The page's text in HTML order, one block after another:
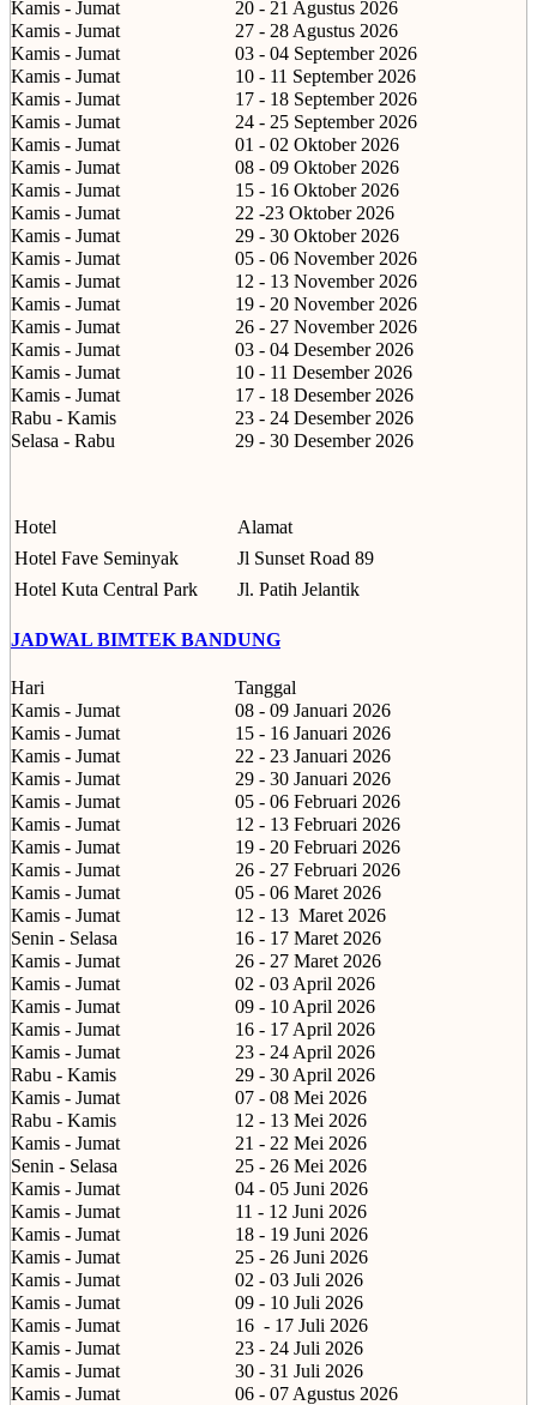
Kamis - Jumat
20 - 21 Agustus 2026
Kamis - Jumat
27 - 28 Agustus 2026
Kamis - Jumat
03 - 04 September 2026
Kamis - Jumat
10 - 11 September 2026
Kamis - Jumat
17 - 18 September 2026
Kamis - Jumat
24 - 25 September 2026
Kamis - Jumat
01 - 02 Oktober 2026
Kamis - Jumat
08 - 09 Oktober 2026
Kamis - Jumat
15 - 16 Oktober 2026
Kamis - Jumat
22 -23 Oktober 2026
Kamis - Jumat
29 - 30 Oktober 2026
Kamis - Jumat
05 - 06 November 2026
Kamis - Jumat
12 - 13 November 2026
Kamis - Jumat
19 - 20 November 2026
Kamis - Jumat
26 - 27 November 2026
Kamis - Jumat
03 - 04 Desember 2026
Kamis - Jumat
10 - 11 Desember 2026
Kamis - Jumat
17 - 18 Desember 2026
Rabu - Kamis
23 - 24 Desember 2026
Selasa - Rabu
29 - 30 Desember 2026
Hotel
Alamat
Hotel Fave Seminyak
Jl Sunset Road 89
Hotel Kuta Central Park
Jl. Patih Jelantik
JADWAL BIMTEK BANDUNG
Hari
Tanggal
Kamis - Jumat
08 - 09 Januari 2026
Kamis - Jumat
15 - 16 Januari 2026
Kamis - Jumat
22 - 23 Januari 2026
Kamis - Jumat
29 - 30 Januari 2026
Kamis - Jumat
05 - 06 Februari 2026
Kamis - Jumat
12 - 13 Februari 2026
Kamis - Jumat
19 - 20 Februari 2026
Kamis - Jumat
26 - 27 Februari 2026
Kamis - Jumat
05 - 06 Maret 2026
Kamis - Jumat
12 - 13 Maret 2026
Senin - Selasa
16 - 17 Maret 2026
Kamis - Jumat
26 - 27 Maret 2026
Kamis - Jumat
02 - 03 April 2026
Kamis - Jumat
09 - 10 April 2026
Kamis - Jumat
16 - 17 April 2026
Kamis - Jumat
23 - 24 April 2026
Rabu - Kamis
29 - 30 April 2026
Kamis - Jumat
07 - 08 Mei 2026
Rabu - Kamis
12 - 13 Mei 2026
Kamis - Jumat
21 - 22 Mei 2026
Senin - Selasa
25 - 26 Mei 2026
Kamis - Jumat
04 - 05 Juni 2026
Kamis - Jumat
11 - 12 Juni 2026
Kamis - Jumat
18 - 19 Juni 2026
Kamis - Jumat
25 - 26 Juni 2026
Kamis - Jumat
02 - 03 Juli 2026
Kamis - Jumat
09 - 10 Juli 2026
Kamis - Jumat
16 - 17 Juli 2026
Kamis - Jumat
23 - 24 Juli 2026
Kamis - Jumat
30 - 31 Juli 2026
Kamis - Jumat
06 - 07 Agustus 2026